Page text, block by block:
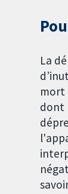
La
mort
dont